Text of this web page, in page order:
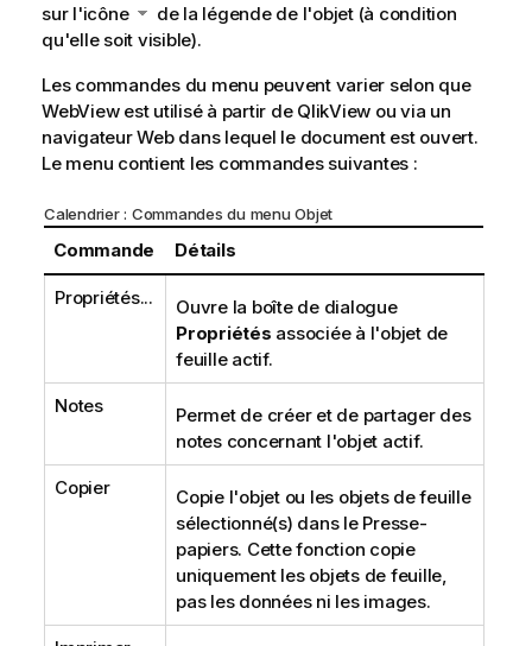
sur l'icône
de la légende de l'objet (à condition
qu'elle soit visible).
Les commandes du menu peuvent varier selon que
WebView est utilisé à partir de QlikView ou via un
navigateur Web dans lequel le document est ouvert.
Le menu contient les commandes suivantes :
Calendrier : Commandes du menu Objet
Commande Détails
Propriétés...
Ouvre la boîte de dialogue
Propriétés associée à l'objet de
feuille actif.
Notes
Permet de créer et de partager des
notes concernant l'objet actif.
Copier
Copie l'objet ou les objets de feuille
sélectionné(s) dans le Presse-
papiers. Cette fonction copie
uniquement les objets de feuille,
pas les données ni les images.